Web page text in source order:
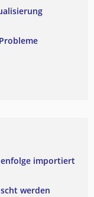
importiert
werden